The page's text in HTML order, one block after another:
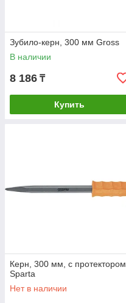
Зубило-керн, 300 мм Gross
В наличии
8 186 ₸
Купить
Керн, 300 мм, с протектором
Sparta
Нет в наличии